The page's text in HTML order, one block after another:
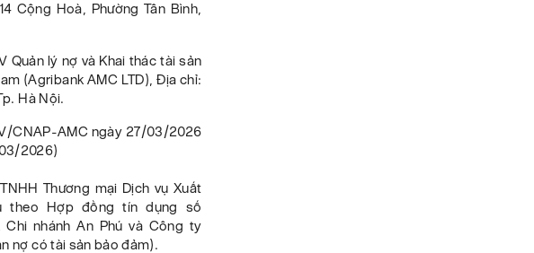
Cộng Hoà, Phường Tân Bình,
Quản lý nợ và Khai thác tài sản
(Agribank AMC LTD), Địa chỉ:
Hà Nội.
CNAP-AMC ngày 27/03/2026
2026)
Thương mại Dịch vụ Xuất
theo Hợp đồng tín dụng số
Chi nhánh An Phú và Công ty
nợ có tài sản bảo đảm).